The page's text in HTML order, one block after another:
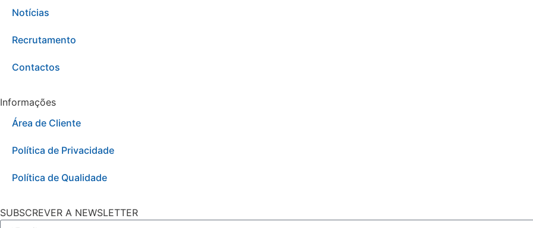
Notícias
Recrutamento
Contactos
Informações
Área de Cliente
Política de Privacidade
Política de Qualidade
SUBSCREVER A NEWSLETTER